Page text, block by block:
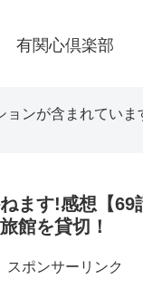
有関心倶楽部
ョンが含まれていま
ます!感想【69
館を貸切！
スポンサーリンク